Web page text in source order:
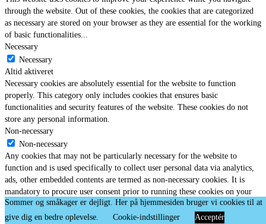
Sommer og småkager er dejligt. Her på hjemmesiden bruger vi cookies til at
give dig en bedre oplevelse.
Cookie-indstillinger Acceptér
through the website. Out of these cookies, the cookies that are categorized
as necessary are stored on your browser as they are essential for the working
of basic functionalities...
Necessary
Necessary
Altid aktiveret
Necessary cookies are absolutely essential for the website to function
properly. This category only includes cookies that ensures basic
functionalities and security features of the website. These cookies do not
store any personal information.
Non-necessary
Non-necessary
Any cookies that may not be particularly necessary for the website to
function and is used specifically to collect user personal data via analytics,
ads, other embedded contents are termed as non-necessary cookies. It is
mandatory to procure user consent prior to running these cookies on your
website.
GEM & ACCEPTÈR